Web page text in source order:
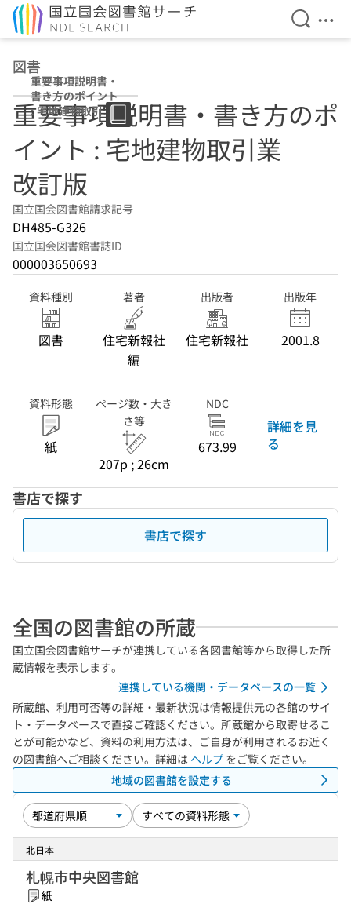
検索を
メ
図書
重要事項説明書・
書き方のポイント
: 宅地建物取引業
改訂版
重要事項説明書・書き方のポ
イント : 宅地建物取引業
改訂版
国立国会図書館請求記号
DH485-G326
国立国会図書館書誌ID
000003650693
資料種別
図書
著者
住宅新報社
編
出版者
住宅新報社
出版年
2001.8
資料形態
紙
ページ数・大き
さ等
207p ; 26cm
NDC
673.99
詳細を見
る
書店で探す
書店で探す
全国の図書館の所蔵
国立国会図書館サーチが連携している各図書館等から取得した所
蔵情報を表示します。
連携している機関・データベースの一覧
所蔵館、利用可否等の詳細・最新状況は情報提供元の各館のサイ
ト・データベースで直接ご確認ください。所蔵館から取寄せるこ
とが可能かなど、資料の利用方法は、ご自身が利用されるお近く
の図書館へご相談ください。詳細は ヘルプ をご覧ください。
地域の図書館を設定する
北日本
札幌市中央図書館
紙